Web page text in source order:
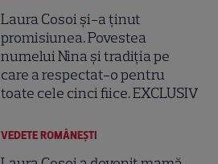
Laura Cosoi și-a ținut
promisiunea. Povestea
numelui Nina și tradiția pe
care a respectat-o pentru
toate cele cinci fiice. EXCLUSIV
VEDETE ROMÂNEŞTI